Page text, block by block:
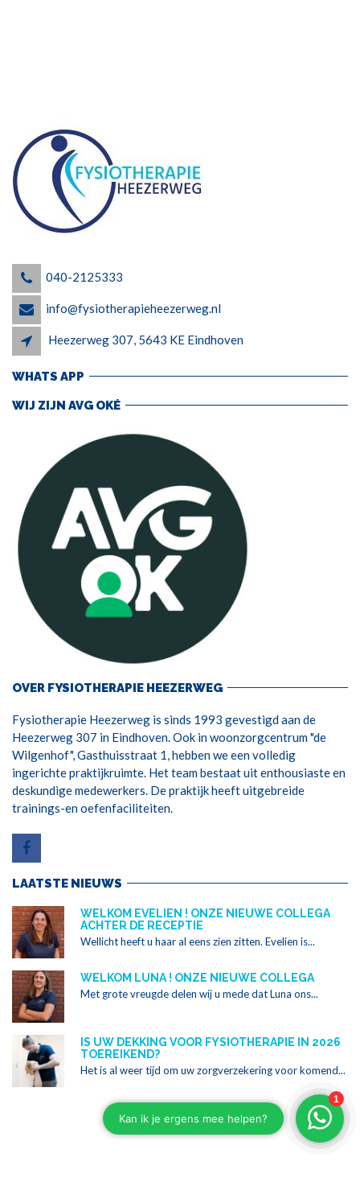
040-2125333
info@fysiotherapieheezerweg.nl
Heezerweg 307, 5643 KE Eindhoven
WHATS APP
WIJ ZIJN AVG OKÉ
OVER FYSIOTHERAPIE HEEZERWEG
Fysiotherapie Heezerweg is sinds 1993 gevestigd aan de
Heezerweg 307 in Eindhoven. Ook in woonzorgcentrum "de
Wilgenhof", Gasthuisstraat 1, hebben we een volledig
ingerichte praktijkruimte. Het team bestaat uit enthousiaste en
deskundige medewerkers. De praktijk heeft uitgebreide
trainings-en oefenfaciliteiten.
LAATSTE NIEUWS
WELKOM EVELIEN ! ONZE NIEUWE COLLEGA
ACHTER DE RECEPTIE
Wellicht heeft u haar al eens zien zitten. Evelien is...
WELKOM LUNA ! ONZE NIEUWE COLLEGA
Met grote vreugde delen wij u mede dat Luna ons...
IS UW DEKKING VOOR FYSIOTHERAPIE IN 2026
TOEREIKEND?
Het is al weer tijd om uw zorgverzekering voor komend...